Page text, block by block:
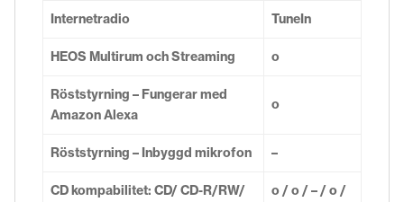
Internetradio TuneIn
HEOS Multirum och Streaming o
Röststyrning – Fungerar med
Amazon Alexa
o
Röststyrning – Inbyggd mikrofon –
CD kompabilitet: CD/ CD-R/RW/
o / o / – / o /